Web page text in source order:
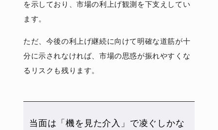
を示しており、市場の利上げ観測を下支えしてい
ます。
ただ、今後の利上げ継続に向けて明確な道筋が十
分に示されなければ、市場の思惑が振れやすくな
るリスクも残ります。
当面は「機を見た介入」で凌ぐしかな